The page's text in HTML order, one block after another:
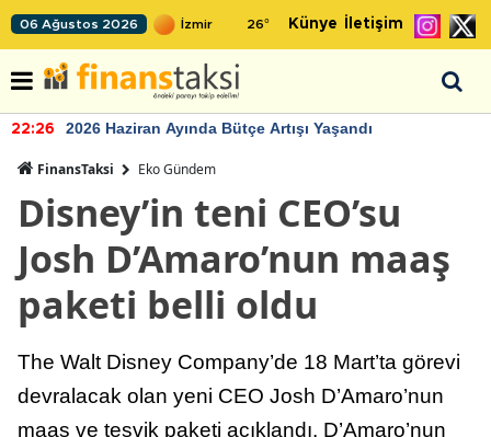
06 Ağustos 2026 26° Künye İletişim
22:26 2026 Haziran Ayında Bütçe Artışı Yaşandı
FinansTaksi Eko Gündem
Disney’in teni CEO’su
Josh D’Amaro’nun maaş
paketi belli oldu
The Walt Disney Company’de 18 Mart’ta görevi
devralacak olan yeni CEO Josh D’Amaro’nun
maaş ve teşvik paketi açıklandı. D’Amaro’nun